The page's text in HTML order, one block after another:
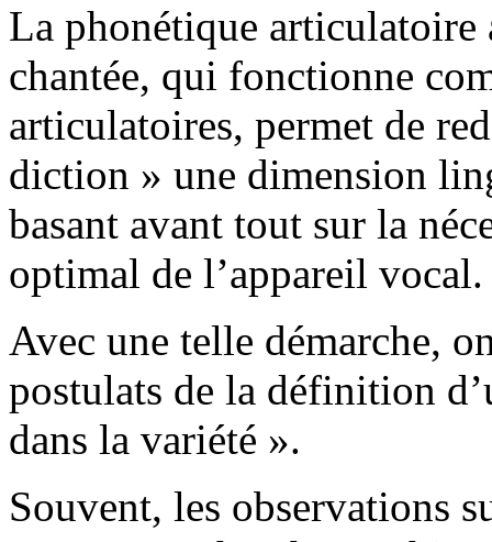
La phonétique articulatoire
chantée, qui fonctionne
articulatoires, permet de
diction » une dimension
basant avant tout sur la
optimal de l’appareil vocal.
Avec une telle démarche,
postulats de la définition
dans la variété ».
Souvent, les observations